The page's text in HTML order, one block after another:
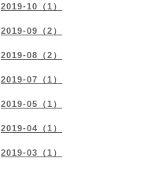
2019-10（1）
2019-09（2）
2019-08（2）
2019-07（1）
2019-05（1）
2019-04（1）
2019-03（1）